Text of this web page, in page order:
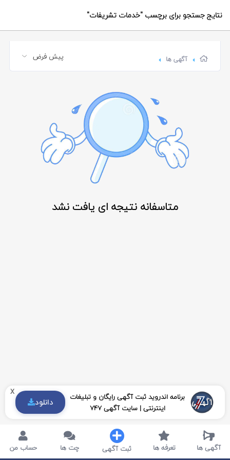
نتایج جستجو برای برچسب "خدمات تشریفات"
آگهی ها
متاسفانه نتیجه ای یافت نشد
x
برنامه اندروید ثبت آگهی رایگان و تبلیغات
اینترنتی | سایت آگهی 747
دانلود
آگهی ها تعرفه ها ثبت آگهی چت ها حساب من